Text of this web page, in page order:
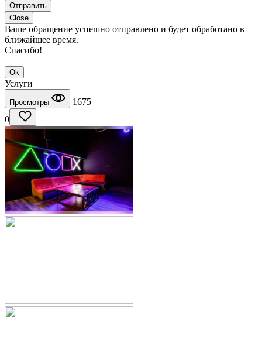
Отправить
Close
Ваше обращение успешно отправлено и будет обработано в
ближайшее время.
Спасибо!
Ok
Услуги
Просмотры
1675
0